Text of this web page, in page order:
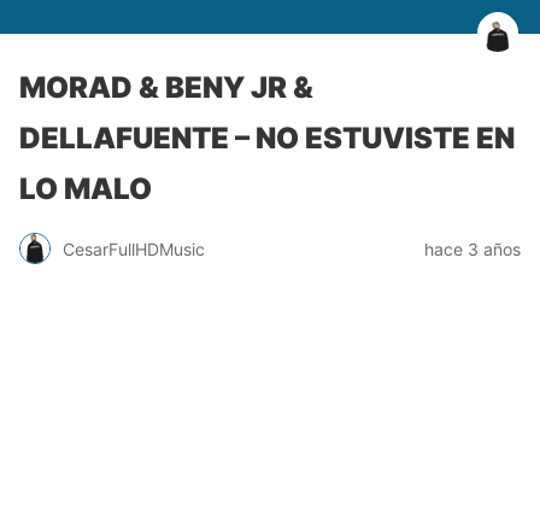
MORAD & BENY JR &
DELLAFUENTE – NO ESTUVISTE EN
LO MALO
CesarFullHDMusic hace 3 años